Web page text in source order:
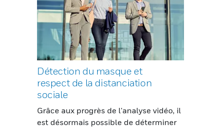
Détection du masque et
respect de la distanciation
sociale
Grâce aux progrès de l'analyse vidéo, il
est désormais possible de déterminer